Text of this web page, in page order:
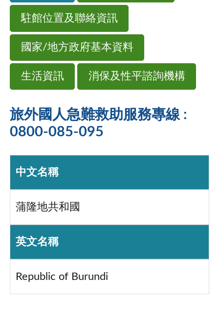
駐館位置及聯絡資訊
國家/地方政府基本資料
生活資訊 消保及性平諮詢機構
旅外國人急難救助服務專線 :
0800-085-095
中文名稱
蒲隆地共和國
英文名稱
Republic of Burundi